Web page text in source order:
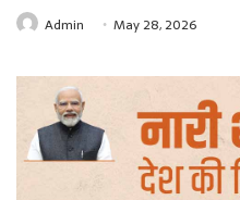
Admin May 28, 2026